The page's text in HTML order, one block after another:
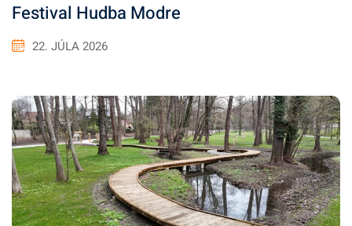
Festival Hudba Modre
22. JÚLA 2026